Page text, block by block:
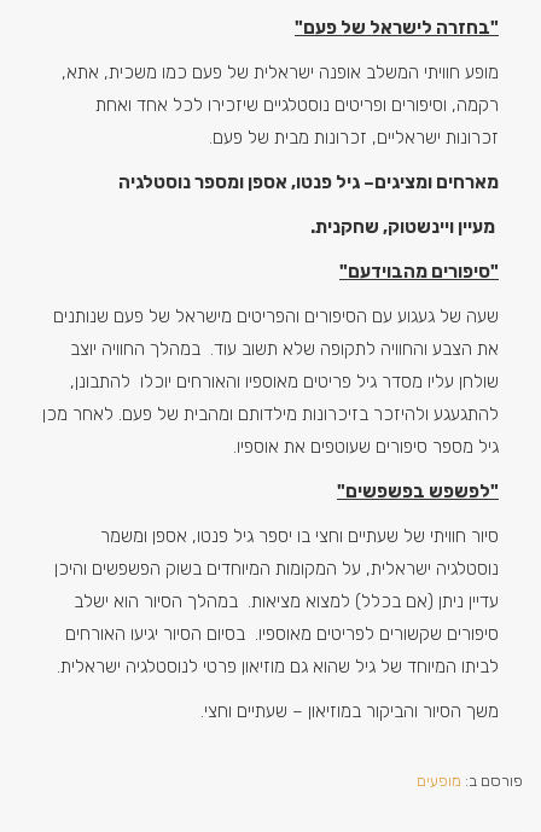
"בחזרה לישראל של פעם"
מופע חוויתי המשלב אופנה ישראלית של פעם כמו משכית, אתא,
רקמה, וסיפורים ופריטים נוסטלגיים שיזכירו לכל אחד ואחת
זכרונות ישראליים, זכרונות מבית של פעם.
מארחים ומציגים– גיל פנטו, אספן ומספר נוסטלגיה
מעיין ויינשטוק, שחקנית.
"סיפורים מהבוידעם"
שעה של געגוע עם הסיפורים והפריטים מישראל של פעם שנותנים
את הצבע והחוויה לתקופה שלא תשוב עוד. במהלך החוויה יוצב
שולחן עליו מסדר גיל פריטים מאוספיו והאורחים יוכלו להתבונן,
להתגעגע ולהיזכר בזיכרונות מילדותם ומהבית של פעם. לאחר מכן
גיל מספר סיפורים שעוטפים את אוספיו.
"לפשפש בפשפשים"
סיור חוויתי של שעתיים וחצי בו יספר גיל פנטו, אספן ומשמר
נוסטלגיה ישראלית, על המקומות המיוחדים בשוק הפשפשים והיכן
עדיין ניתן (אם בכלל) למצוא מציאות. במהלך הסיור הוא ישלב
סיפורים שקשורים לפריטים מאוספיו. בסיום הסיור יגיעו האורחים
לביתו המיוחד של גיל שהוא גם מוזיאון פרטי לנוסטלגיה ישראלית.
משך הסיור והביקור במוזיאון – שעתיים וחצי.
פורסם ב: מופעים